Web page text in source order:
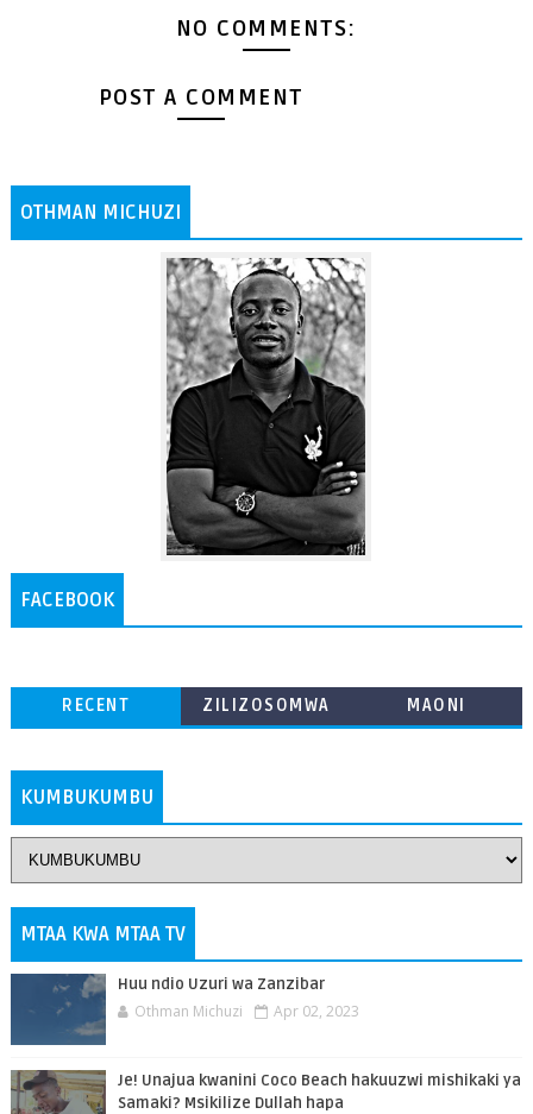
NO COMMENTS:
POST A COMMENT
OTHMAN MICHUZI
FACEBOOK
RECENT
ZILIZOSOMWA
MAONI
KUMBUKUMBU
MTAA KWA MTAA TV
Huu ndio Uzuri wa Zanzibar
Othman Michuzi Apr 02, 2023
Je! Unajua kwanini Coco Beach hakuuzwi mishikaki ya
Samaki? Msikilize Dullah hapa